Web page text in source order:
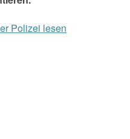
Polizei lesen